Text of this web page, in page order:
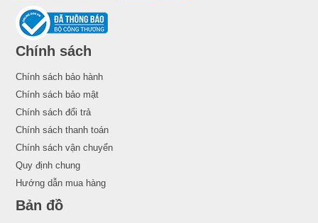
Chính sách
Chính sách bảo hành
Chính sách bảo mật
Chính sách đổi trả
Chính sách thanh toán
Chính sách vận chuyển
Quy định chung
Hướng dẫn mua hàng
Bản đồ